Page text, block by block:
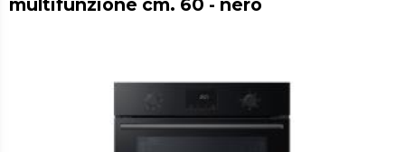
multifunzione cm. 60 - nero